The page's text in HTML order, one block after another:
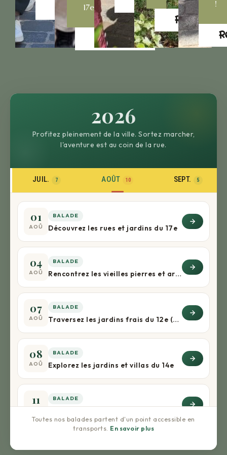
Réservez
17e
Réservez
Réservez
!
2026
Profitez pleinement de la ville. Sortez marcher,
l'aventure est au coin de la rue.
JUIL. 7 AOÛT 10 SEPT. 5
01
AOÛ
BALADE
Découvrez les rues et jardins du 17e
04
AOÛ
BALADE
Rencontrez les vieilles pierres et arbres du 5e
07
AOÛ
BALADE
Traversez les jardins frais du 12e (+apéro) !
08
AOÛ
BALADE
Explorez les jardins et villas du 14e
11 BALADE
Toutes nos balades partent d'un point accessible en
transports. En savoir plus